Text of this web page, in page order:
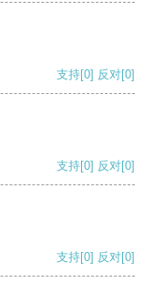
支持[0] 反对[0]
支持[0] 反对[0]
支持[0] 反对[0]